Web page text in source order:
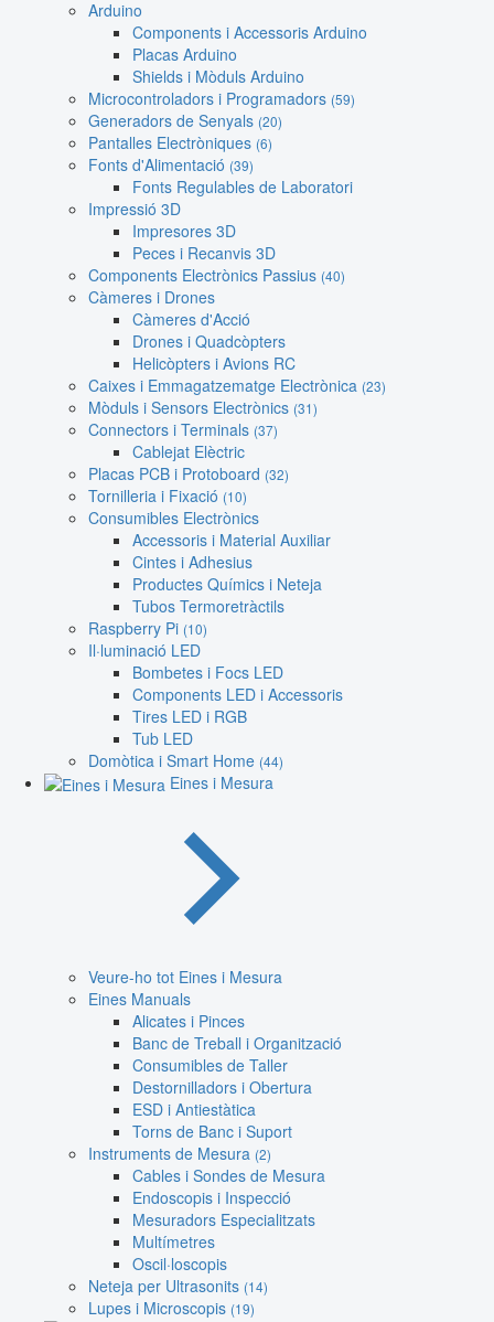
Arduino
Components i Accessoris Arduino
Placas Arduino
Shields i Mòduls Arduino
Microcontroladors i Programadors (59)
Generadors de Senyals (20)
Pantalles Electròniques (6)
Fonts d'Alimentació (39)
Fonts Regulables de Laboratori
Impressió 3D
Impresores 3D
Peces i Recanvis 3D
Components Electrònics Passius (40)
Càmeres i Drones
Càmeres d'Acció
Drones i Quadcòpters
Helicòpters i Avions RC
Caixes i Emmagatzematge Electrònica (23)
Mòduls i Sensors Electrònics (31)
Connectors i Terminals (37)
Cablejat Elèctric
Placas PCB i Protoboard (32)
Tornilleria i Fixació (10)
Consumibles Electrònics
Accessoris i Material Auxiliar
Cintes i Adhesius
Productes Químics i Neteja
Tubos Termoretràctils
Raspberry Pi (10)
Il·luminació LED
Bombetes i Focs LED
Components LED i Accessoris
Tires LED i RGB
Tub LED
Domòtica i Smart Home (44)
Eines i Mesura
Veure-ho tot Eines i Mesura
Eines Manuals
Alicates i Pinces
Banc de Treball i Organització
Consumibles de Taller
Destornilladors i Obertura
ESD i Antiestàtica
Torns de Banc i Suport
Instruments de Mesura (2)
Cables i Sondes de Mesura
Endoscopis i Inspecció
Mesuradors Especialitzats
Multímetres
Oscil·loscopis
Neteja per Ultrasonits (14)
Lupes i Microscopis (19)